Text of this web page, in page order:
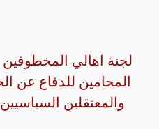
لجنة اهالي
المحامين للدفاع عن
والمعتقلين السياسيين